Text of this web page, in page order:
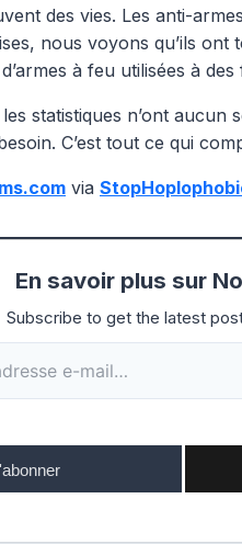
des vies. Les anti-
nous voyons qu’ils ont
à feu utilisées à
statistiques n’ont aucun
C’est tout ce qui
via
En savoir plus sur
Subscribe to get the latest